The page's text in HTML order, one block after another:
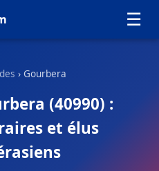
☰
› Gourbera
(40990) :
et élus